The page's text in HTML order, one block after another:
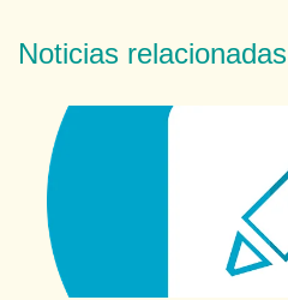
Noticias relacionadas